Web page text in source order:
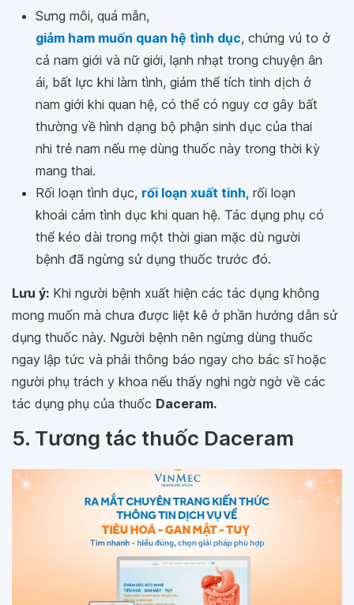
Sưng môi, quá mẫn,
giảm ham muốn quan hệ tình dục, chứng vú to ở
cả nam giới và nữ giới, lạnh nhạt trong chuyện ân
ái, bất lực khi làm tình, giảm thể tích tinh dịch ở
nam giới khi quan hệ, có thể có nguy cơ gây bất
thường về hình dạng bộ phận sinh dục của thai
nhi trẻ nam nếu mẹ dùng thuốc này trong thời kỳ
mang thai.
Rối loạn tình dục, rối loạn xuất tinh, rối loạn
khoái cảm tình dục khi quan hệ. Tác dụng phụ có
thể kéo dài trong một thời gian mặc dù người
bệnh đã ngừng sử dụng thuốc trước đó.
Lưu ý: Khi người bệnh xuất hiện các tác dụng không
mong muốn mà chưa được liệt kê ở phần hướng dẫn sử
dụng thuốc này. Người bệnh nên ngừng dùng thuốc
ngay lập tức và phải thông báo ngay cho bác sĩ hoặc
người phụ trách y khoa nếu thấy nghi ngờ ngờ về các
tác dụng phụ của thuốc Daceram.
5. Tương tác thuốc Daceram